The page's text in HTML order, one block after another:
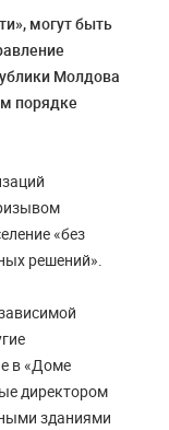
могут быть
Молдова
порядке
«без
решений».
в «Доме
директором
зданиями